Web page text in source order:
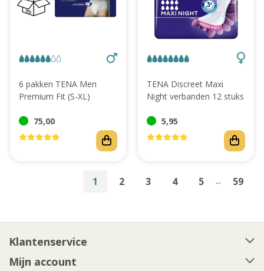
6 pakken TENA Men
Premium Fit (S-XL)
75,00
TENA Discreet Maxi
Night verbanden 12 stuks
5,95
1 2 3 4 5 ... 59
Klantenservice
Mijn account